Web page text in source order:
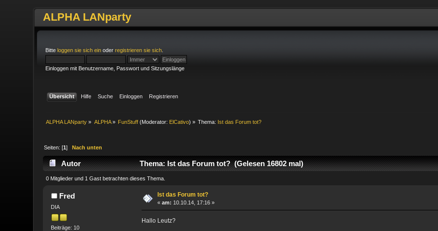
ALPHA LANparty
Bitteloggen sie sich ein oderregistrieren sie sich
Einloggen mit Benutzername, Passwort und Sitzungslänge
Übersicht Hilfe Suche Einloggen Registrieren
ALPHA LANparty » ALPHA» FunStuff (Moderator: ElCativo) » Thema: Ist das Forum tot?
Seiten: [1]Nach unten
Autor Thema: Ist das Forum tot? (Gelesen 16802 mal)
0 Mitglieder und 1 Gast betrachten dieses Thema.
Fred
DIA
Beiträge: 10
Ist das Forum tot?
«am: 10.10.14, 17:16 »
Hallo Leutz?